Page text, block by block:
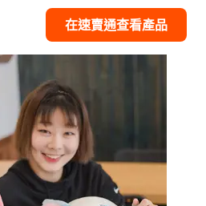
在速賣通查看產品